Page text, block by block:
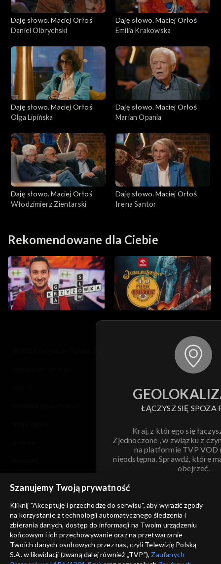
Daję słowo. Maciej Orłoś
Daniel Olbrychski
Daję słowo. Maciej Orłoś
Emilia Krakowska
Daję słowo. Maciej Orłoś
Olga Lipińska
Daję słowo. Maciej Orłoś
Marian Opania
Daję słowo. Maciej Orłoś
Włodzimierz Zientarski
Daję słowo. Maciej Orłoś
Irena Santor
Rekomendowane dla Ciebie
ŁĄCZYSZ SIĘ SPOZA
Kraj, z którego się
Zjednoczone , w związku z
na platformie TVP VOD
nieodstępna. Sprawdź, które
obejrzeć.
ANULUJ
informacje o dostawcy usług
Szanujemy Twoją prywatność
Kliknij "Akceptuję i przechodzę do serwisu", aby wyrazić zgody
na korzystanie z technologii automatycznego śledzenia i
zbierania danych, dostęp do informacji na Twoim urządzeniu
końcowym i ich przechowywanie oraz na przetwarzanie
Twoich danych osobowych przez nas, czyli Telewizję Polską
S.A. w likwidacji (zwaną dalej również „TVP”), Zaufanych